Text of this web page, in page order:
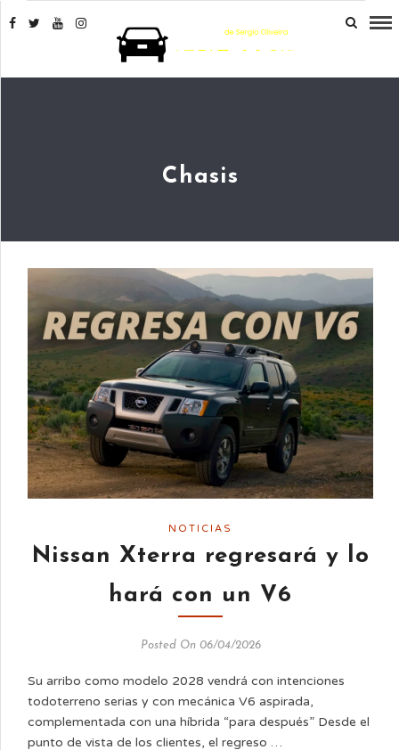
Chasis
NOTICIAS
Nissan Xterra regresará y lo
hará con un V6
Posted On 06/04/2026
Su arribo como modelo 2028 vendrá con intenciones
todoterreno serias y con mecánica V6 aspirada,
complementada con una híbrida “para después” Desde el
punto de vista de los clientes, el regreso …